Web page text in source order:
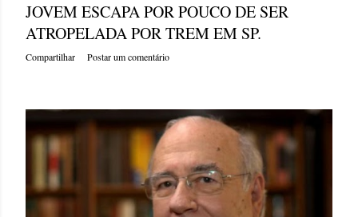
JOVEM ESCAPA POR POUCO DE SER
ATROPELADA POR TREM EM SP.
Compartilhar Postar um comentário